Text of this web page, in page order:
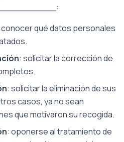
conocer qué datos personales
: solicitar la corrección de
: solicitar la eliminación de sus
casos, ya no sean
que motivaron su recogida.
: oponerse al tratamiento de